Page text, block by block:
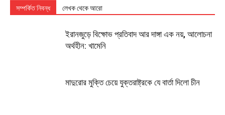
সম্পর্কিত নিবন্ধ লেখক থেকে আরো
ইরানজুড়ে বিক্ষোভ প্রতিবাদ আর দাঙ্গা এক নয়, আলোচনা
অর্থহীন: খামেনি
মাদুরোর মুক্তি চেয়ে যুক্তরাষ্ট্রকে যে বার্তা দিলো চীন